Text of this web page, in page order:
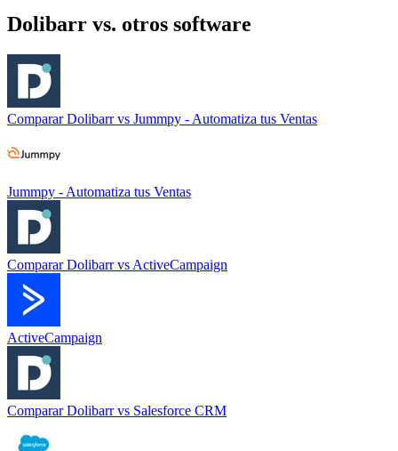
Dolibarr vs. otros software
Comparar Dolibarrvs Jummpy - Automatiza tus Ventas
Jummpy - Automatiza tus Ventas
Comparar Dolibarrvs ActiveCampaign
ActiveCampaign
Comparar Dolibarrvs Salesforce CRM